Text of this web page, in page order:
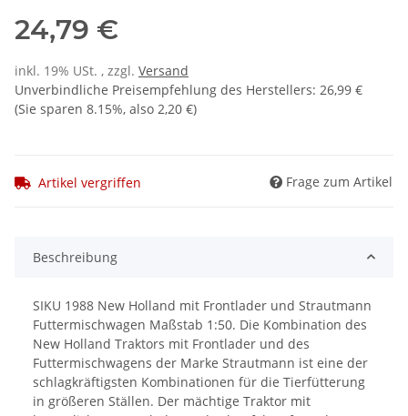
24,79 €
inkl. 19% USt. , zzgl. Versand
Unverbindliche Preisempfehlung des Herstellers: 26,99 €
(Sie sparen 8.15%, also 2,20 €)
Artikel vergriffen Frage zum Artikel
Beschreibung
SIKU 1988 New Holland mit Frontlader und Strautmann
Futtermischwagen Maßstab 1:50. Die Kombination des
New Holland Traktors mit Frontlader und des
Futtermischwagens der Marke Strautmann ist eine der
schlagkräftigsten Kombinationen für die Tierfütterung
in größeren Ställen. Der mächtige Traktor mit